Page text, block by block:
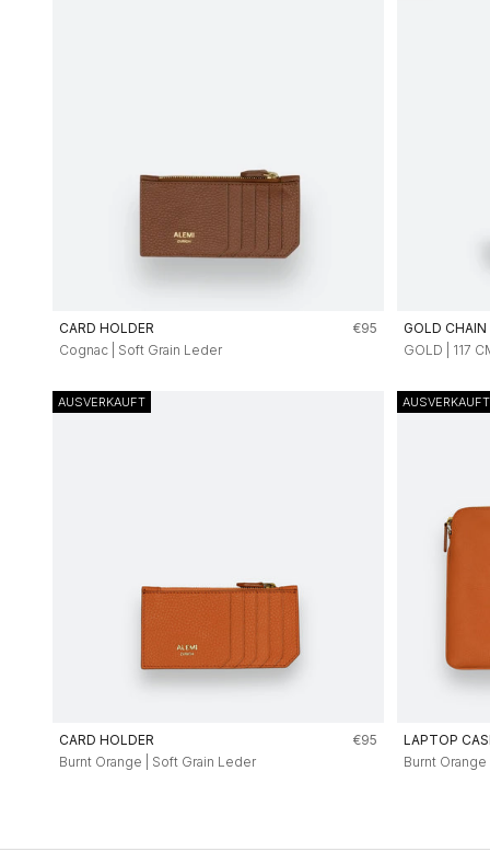
CARD HOLDER Angebot
€95
Cognac | Soft Grain Leder
GOLD CHAIN
GOLD | 117
AUSVERKAUFT
CARD HOLDER Angebot
€95
Burnt Orange | Soft Grain Leder
AUSVERKAUFT
LAPTOP
Burnt